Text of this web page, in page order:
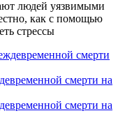
людей уязвимыми
как с помощью
стрессы
смерти на
смерти на